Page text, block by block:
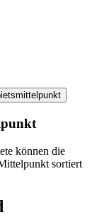
können die
sortiert